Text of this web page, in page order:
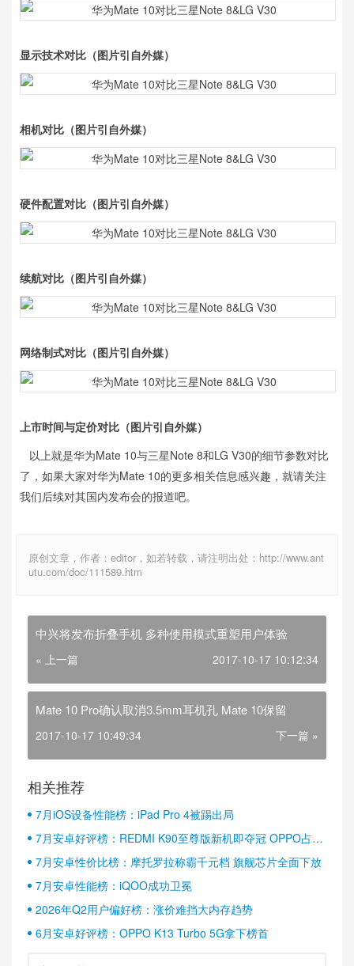
显示技术对比 （图片引自外媒）
相机对比 （图片引自外媒）
硬件配置对比 （图片引自外媒）
续航对比 （图片引自外媒）
网络制式对比 （图片引自外媒）
上市时间与定价对比 （图片引自外媒）
以上就是华为Mate 10与三星Note 8和LG V30的细节参数对比
了，如果大家对华为Mate 10的更多相关信息感兴趣，就请关注
我们后续对其国内发布会的报道吧。
原创文章，作者：editor，如若转载，请注明出处：http://www.ant
utu.com/doc/111589.htm
中兴将发布折叠手机 多种使用模式重塑用户体验
« 上一篇 2017-10-17 10:12:34
Mate 10 Pro确认取消3.5mm耳机孔 Mate 10保留
2017-10-17 10:49:34 下一篇 »
相关推荐
7月iOS设备性能榜：iPad Pro 4被踢出局
7月安卓好评榜：REDMI K90至尊版新机即夺冠 OPPO占据
半壁江山
7月安卓性价比榜：摩托罗拉称霸千元档 旗舰芯片全面下放
7月安卓性能榜：iQOO成功卫冕
2026年Q2用户偏好榜：涨价难挡大内存趋势
6月安卓好评榜：OPPO K13 Turbo 5G拿下榜首